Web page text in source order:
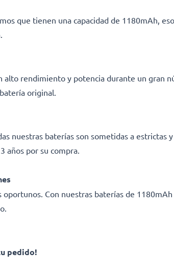
que tienen una capacidad de 1180mAh,
rendimiento y potencia durante un gran
original.
nuestras baterías son sometidas a estrictas
años por su compra.
Con nuestras baterías de
pedido!